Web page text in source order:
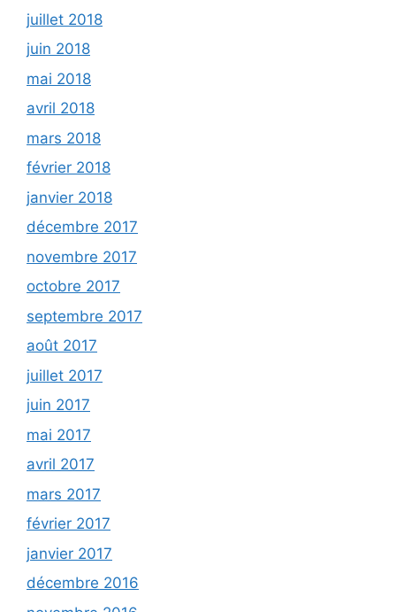
juillet 2018
juin 2018
mai 2018
avril 2018
mars 2018
février 2018
janvier 2018
décembre 2017
novembre 2017
octobre 2017
septembre 2017
août 2017
juillet 2017
juin 2017
mai 2017
avril 2017
mars 2017
février 2017
janvier 2017
décembre 2016